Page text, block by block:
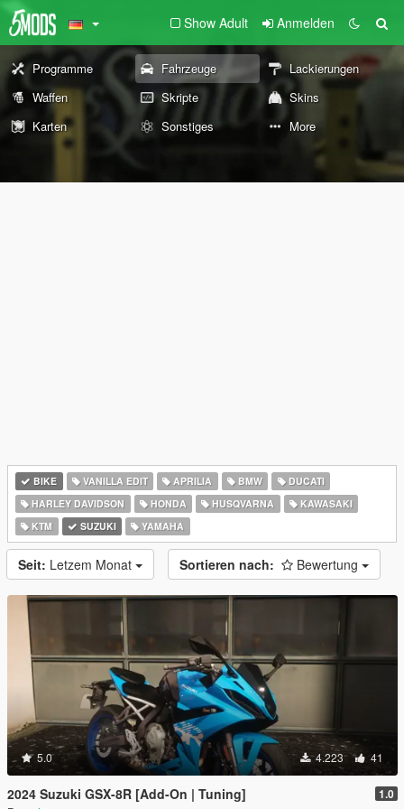
Show Adult Anmelden
Programme Fahrzeuge
Lackierungen
Waffen
Skripte
Skins
Karten
Sonstiges More
BIKE VANILLA EDIT APRILIA BMW
DUCATI
HARLEY DAVIDSON
HONDA HUSQVARNA
KAWASAKI
KTM
SUZUKI YAMAHA
Seit: Letzem Monat Sortieren nach: Bewertung
5.0 4.223 41
2024 Suzuki GSX-8R [Add-On | Tuning] 1.0